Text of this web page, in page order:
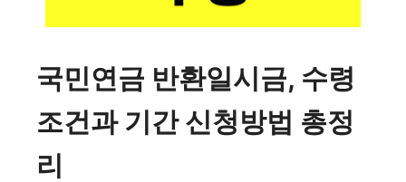
국민연금 반환일시금, 수령
조건과 기간 신청방법 총정
리